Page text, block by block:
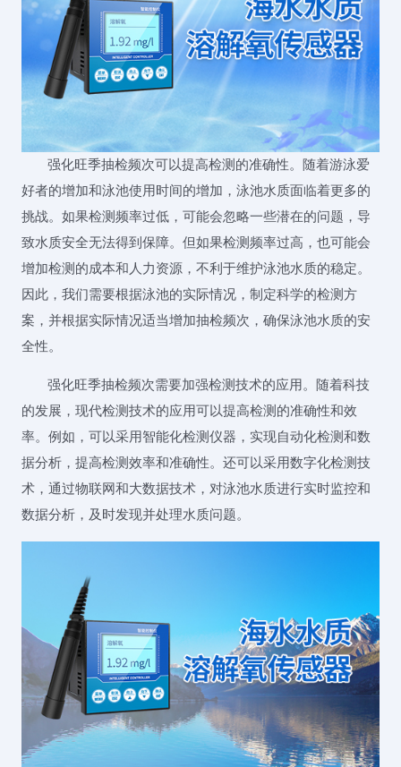
强化旺季抽检频次可以提高检测的准确性。随着游泳爱
好者的增加和泳池使用时间的增加，泳池水质面临着更多的
挑战。如果检测频率过低，可能会忽略一些潜在的问题，导
致水质安全无法得到保障。但如果检测频率过高，也可能会
增加检测的成本和人力资源，不利于维护泳池水质的稳定。
因此，我们需要根据泳池的实际情况，制定科学的检测方
案，并根据实际情况适当增加抽检频次，确保泳池水质的安
全性。
强化旺季抽检频次需要加强检测技术的应用。随着科技
的发展，现代检测技术的应用可以提高检测的准确性和效
率。例如，可以采用智能化检测仪器，实现自动化检测和数
据分析，提高检测效率和准确性。还可以采用数字化检测技
术，通过物联网和大数据技术，对泳池水质进行实时监控和
数据分析，及时发现并处理水质问题。